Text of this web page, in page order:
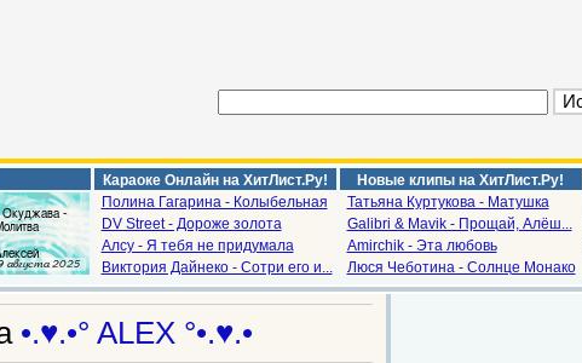
Караоке Онлайн на ХитЛист.Ру!
Полина Гагарина - Колыбельная
DV Street - Дороже золота
Алсу - Я тебя не придумала
Виктория Дайнеко - Сотри его и...
Новые клипы на ХитЛист.Ру!
Татьяна Куртукова - Матушка
Galibri & Mavik - Прощай, Алёш...
Amirchik - Эта любовь
Люся Чеботина - Солнце Монако
•.♥.•° ALEX °•.♥.•